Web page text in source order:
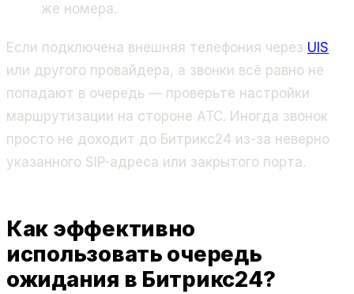
же номера.
Если подключена внешняя телефония через UIS
или другого провайдера, а звонки всё равно не
попадают в очередь — проверьте настройки
маршрутизации на стороне АТС. Иногда звонок
просто не доходит до Битрикс24 из-за неверно
указанного SIP-адреса или закрытого порта.
Как эффективно
использовать очередь
ожидания в Битрикс24?